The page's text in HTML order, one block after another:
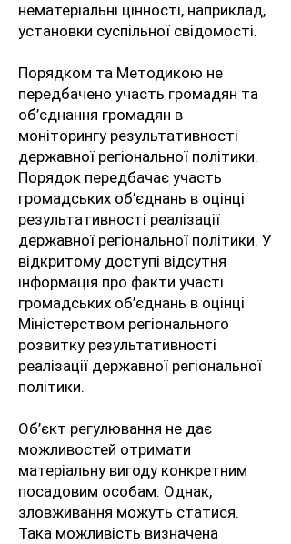
нематеріальні цінності, наприклад,
установки суспільної свідомості.
Порядком та Методикою не
передбачено участь громадян та
об’єднання громадян в
моніторингу результативності
державної регіональної політики.
Порядок передбачає участь
громадських об’єднань в оцінці
результативності реалізації
державної регіональної політики. У
відкритому доступі відсутня
інформація про факти участі
громадських об’єднань в оцінці
Міністерством регіонального
розвитку результативності
реалізації державної регіональної
політики.
Об’єкт регулювання не дає
можливостей отримати
матеріальну вигоду конкретним
посадовим особам. Однак,
зловживання можуть статися.
Така можливість визначена